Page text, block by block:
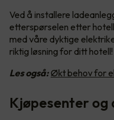
Ved å installere
etterspørselen etter
med våre dyktige
riktig løsning for ditt hotell!
Les også: Økt behov for
Kjøpesenter